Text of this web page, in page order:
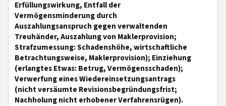
Erfüllungswirkung, Entfall der
Vermögensminderung durch
Auszahlungsanspruch gegen verwaltenden
Treuhänder, Auszahlung von Maklerprovision;
Strafzumessung: Schadenshöhe, wirtschaftliche
Betrachtungsweise, Maklerprovision); Einziehung
(erlangtes Etwas: Betrug, Vermögensschaden);
Verwerfung eines Wiedereinsetzungsantrags
(nicht versäumte Revisionsbegründungsfrist;
Nachholung nicht erhobener Verfahrensrügen).